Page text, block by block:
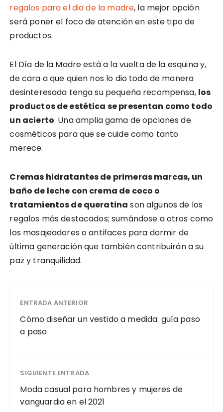
regalos para el dia de la madre, la mejor opción
será poner el foco de atención en este tipo de
productos.
El Día de la Madre está a la vuelta de la esquina y,
de cara a que quien nos lo dio todo de manera
desinteresada tenga su pequeña recompensa, los
productos de estética se presentan como todo
un acierto. Una amplia gama de opciones de
cosméticos para que se cuide como tanto
merece.
Cremas hidratantes de primeras marcas, un
baño de leche con crema de coco o
tratamientos de queratina son algunos de los
regalos más destacados; sumándose a otros como
los masajeadores o antifaces para dormir de
última generación que también contribuirán a su
paz y tranquilidad.
ENTRADA ANTERIOR
Cómo diseñar un vestido a medida: guía paso
a paso
SIGUIENTE ENTRADA
Moda casual para hombres y mujeres de
vanguardia en el 2021